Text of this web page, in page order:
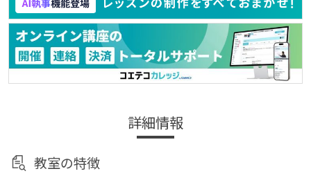
詳細情報
教室の特徴